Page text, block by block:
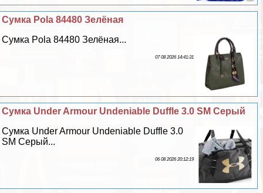
Сумка Pola 84480 Зелёная
Сумка Pola 84480 Зелёная...
07 08 2026 14:41:31
Сумка Under Armour Undeniable Duffle 3.0 SM Серый
Сумка Under Armour Undeniable Duffle 3.0
SM Серый...
06 08 2026 20:12:19